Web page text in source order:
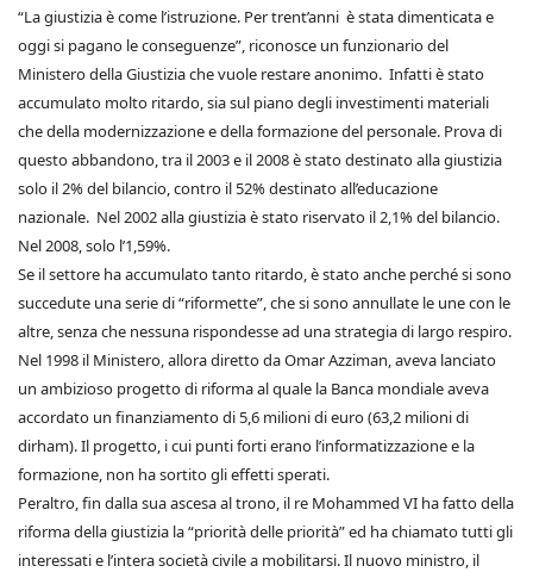
“La giustizia è come l’istruzione. Per trent’anni è stata dimenticata e
oggi si pagano le conseguenze”, riconosce un funzionario del
Ministero della Giustizia che vuole restare anonimo. Infatti è stato
accumulato molto ritardo, sia sul piano degli investimenti materiali
che della modernizzazione e della formazione del personale. Prova di
questo abbandono, tra il 2003 e il 2008 è stato destinato alla giustizia
solo il 2% del bilancio, contro il 52% destinato all’educazione
nazionale. Nel 2002 alla giustizia è stato riservato il 2,1% del bilancio.
Nel 2008, solo l’1,59%.
Se il settore ha accumulato tanto ritardo, è stato anche perché si sono
succedute una serie di “riformette”, che si sono annullate le une con le
altre, senza che nessuna rispondesse ad una strategia di largo respiro.
Nel 1998 il Ministero, allora diretto da Omar Azziman, aveva lanciato
un ambizioso progetto di riforma al quale la Banca mondiale aveva
accordato un finanziamento di 5,6 milioni di euro (63,2 milioni di
dirham). Il progetto, i cui punti forti erano l’informatizzazione e la
formazione, non ha sortito gli effetti sperati.
Peraltro, fin dalla sua ascesa al trono, il re Mohammed VI ha fatto della
riforma della giustizia la “priorità delle priorità” ed ha chiamato tutti gli
interessati e l’intera società civile a mobilitarsi. Il nuovo ministro, il